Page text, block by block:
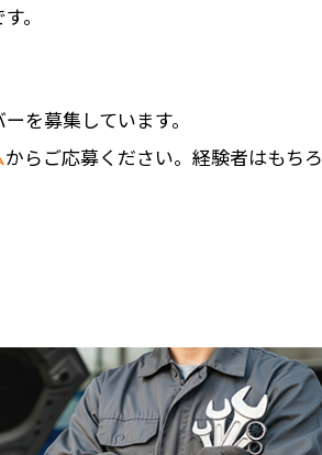
。
を募集しています。
からご応募ください。経験者はもちろ